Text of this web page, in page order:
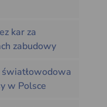
kar za
zabudowy
w Polsce